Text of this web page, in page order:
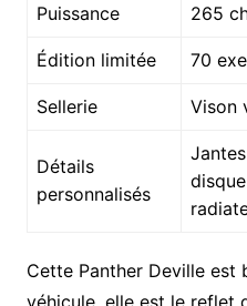
Puissance 265
Édition limitée 70
Sellerie Vison
Détails
personnalisés
Cette Panther Deville est
véhicule, elle est le reflet